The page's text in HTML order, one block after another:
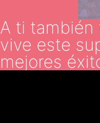
A ti también
vive este
mejores